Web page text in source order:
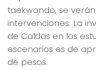
taekwondo, se
intervenciones. La
de Caldas en los
escenarios es de
de pesos.